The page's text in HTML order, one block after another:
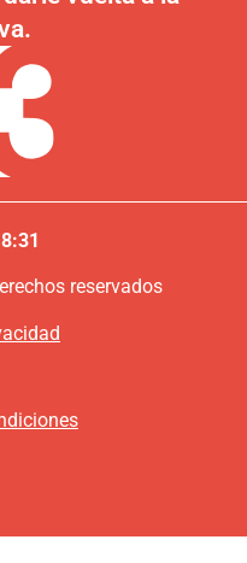
reservados